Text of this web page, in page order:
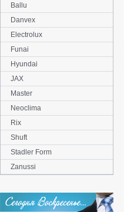
Ballu
Danvex
Electrolux
Funai
Hyundai
JAX
Master
Neoclima
Rix
Shuft
Stadler Form
Zanussi